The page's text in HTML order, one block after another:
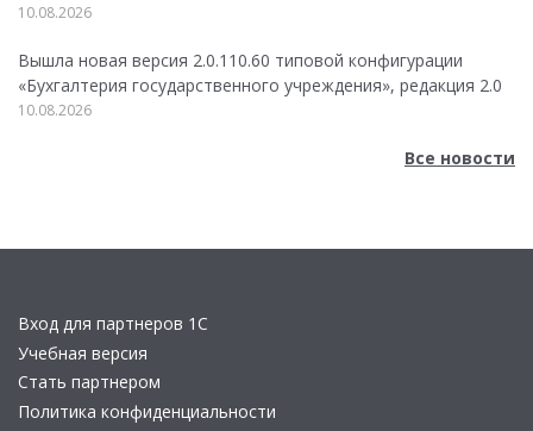
10.08.2026
Вышла новая версия 2.0.110.60 типовой конфигурации
«Бухгалтерия государственного учреждения», редакция 2.0
10.08.2026
Все новости
Вход для партнеров 1С
Учебная версия
Стать партнером
Политика конфиденциальности